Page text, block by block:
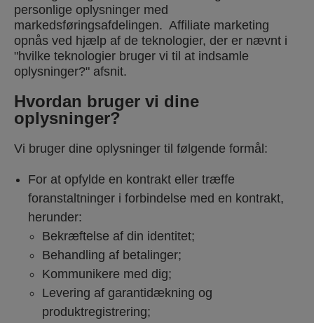
personlige oplysninger med
markedsføringsafdelingen. Affiliate marketing
opnås ved hjælp af de teknologier, der er nævnt i
"hvilke teknologier bruger vi til at indsamle
oplysninger?" afsnit.
Hvordan bruger vi dine
oplysninger?
Vi bruger dine oplysninger til følgende formål:
For at opfylde en kontrakt eller træffe
foranstaltninger i forbindelse med en kontrakt,
herunder:
Bekræftelse af din identitet;
Behandling af betalinger;
Kommunikere med dig;
Levering af garantidækning og
produktregistrering;